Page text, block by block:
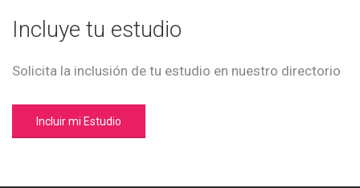
Incluye tu estudio
Solicita la inclusión de tu estudio en nuestro directorio
Incluir mi Estudio